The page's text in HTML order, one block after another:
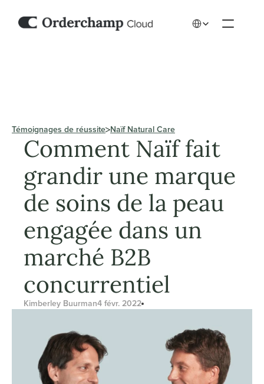
Témoignages de réussite Naïf Natural Care
Comment Naïf fait
grandir une marque
de soins de la peau
engagée dans un
marché B2B
concurrentiel
Kimberley Buurman4 févr. 2022